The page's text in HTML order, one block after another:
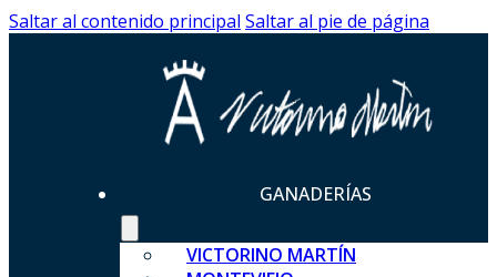
Saltar al contenido principal Saltar al pie de página
GANADERÍAS
VICTORINO MARTÍN